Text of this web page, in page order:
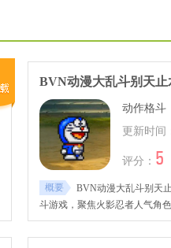
BVN动漫大乱斗别天止
动作格斗
更新时间
评分： 5
概要
BVN动漫大乱斗别天
斗游戏，聚焦火影忍者人气角
斗风格。在BVN动漫大乱斗别
使用经典的写轮眼幻术，释放